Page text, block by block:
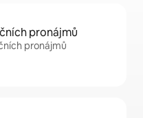
pronájmů
pronájmů